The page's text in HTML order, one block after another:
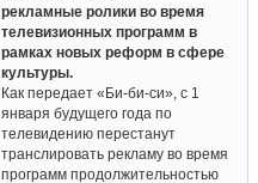
рекламные ролики во время
телевизионных программ в
рамках новых реформ в сфере
культуры.
Как передает «Би-би-си», с 1
января будущего года по
телевидению перестанут
транслировать рекламу во время
программ продолжительностью